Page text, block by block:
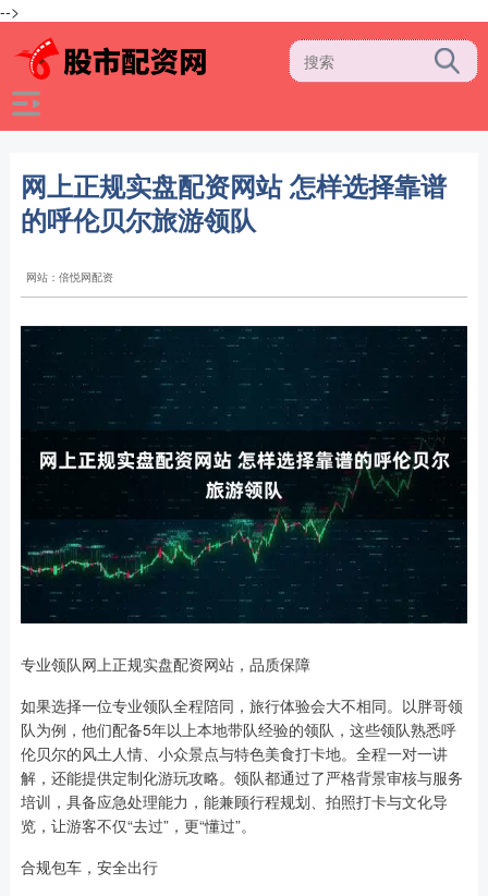
-->
网上正规实盘配资网站 怎样选择靠谱
的呼伦贝尔旅游领队
网站：倍悦网配资
专业领队网上正规实盘配资网站，品质保障
如果选择一位专业领队全程陪同，旅行体验会大不相同。以胖哥领
队为例，他们配备5年以上本地带队经验的领队，这些领队熟悉呼
伦贝尔的风土人情、小众景点与特色美食打卡地。全程一对一讲
解，还能提供定制化游玩攻略。领队都通过了严格背景审核与服务
培训，具备应急处理能力，能兼顾行程规划、拍照打卡与文化导
览，让游客不仅“去过”，更“懂过”。
合规包车，安全出行